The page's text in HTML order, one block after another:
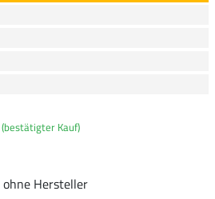
(bestätigter Kauf)
ohne Hersteller